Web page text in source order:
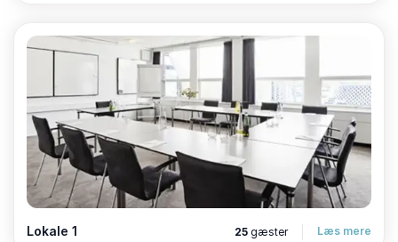
Lokale 1 25 gæster Læs mere